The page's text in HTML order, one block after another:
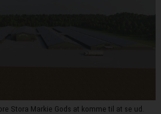
Stora Markie Gods at komme til at se ud.